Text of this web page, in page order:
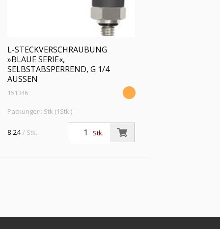
L-STECKVERSCHRAUBUNG
»BLAUE SERIE«,
SELBSTABSPERREND, G 1/4
AUSSEN
151346
Packungen: Stk (1Stk.)
Stk.
8.24 / Stk.